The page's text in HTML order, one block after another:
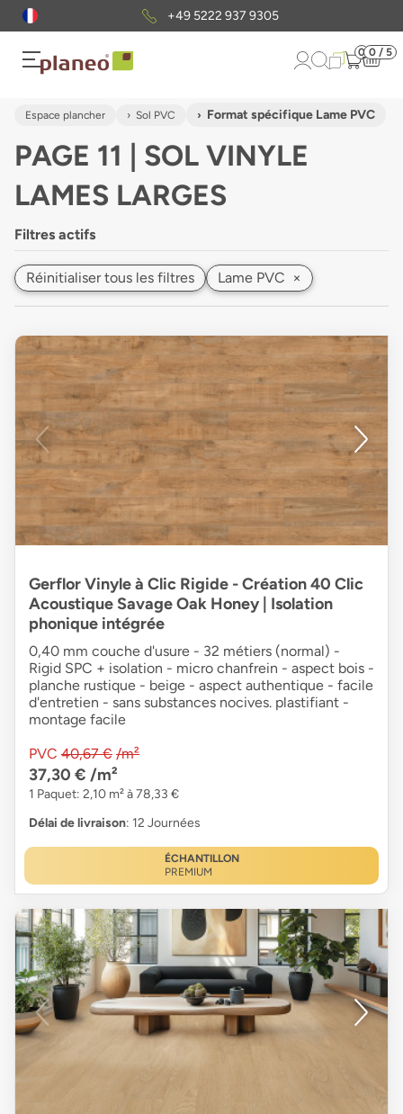
Envoi gratuit d'échantillons
0 0 / 5
Espace plancher Sol PVC Format spécifique Lame PVC
PAGE 11 | SOL VINYLE
LAMES LARGES
Filtres actifs
Réinitialiser tous les filtres Lame PVC ×
Gerflor Vinyle à Clic Rigide - Création 40 Clic
Acoustique Savage Oak Honey | Isolation
phonique intégrée
0,40 mm couche d'usure - 32 métiers (normal) -
Rigid SPC + isolation - micro chanfrein - aspect bois -
planche rustique - beige - aspect authentique - facile
d'entretien - sans substances nocives. plastifiant -
montage facile
PVC 40,67 € /m²
37,30 € /m²
1 Paquet: 2,10 m² à 78,33 €
Délai de livraison: 12 Journées
ÉCHANTILLON
PREMIUM